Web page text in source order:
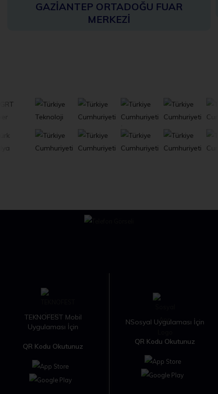
GAZİANTEP ORTADOĞU FUAR
MERKEZİ
TEKNOFEST Mobil
Uygulaması İçin
QR Kodu Okutunuz
NSosyal Uygulaması İçin
QR Kodu Okutunuz